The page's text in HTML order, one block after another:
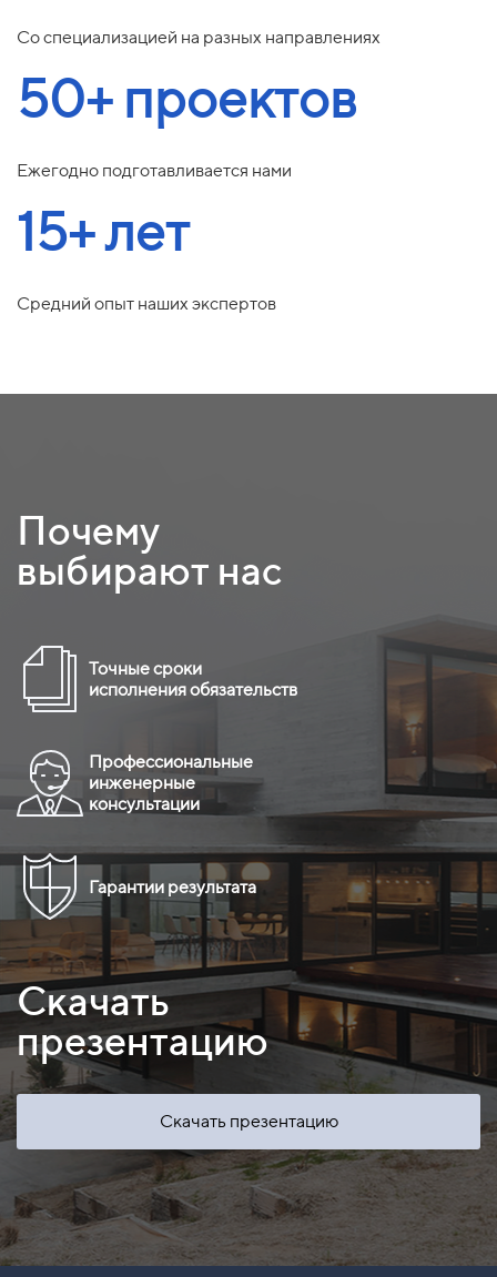
Со специализацией на разных направлениях
50+ проектов
Ежегодно подготавливается нами
15+ лет
Средний опыт наших экспертов
Почему
выбирают нас
Точные сроки
исполнения обязательств
Профессиональные
инженерные
консультации
Гарантии результата
Скачать
презентацию
Скачать презентацию